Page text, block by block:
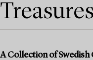
A Collection of